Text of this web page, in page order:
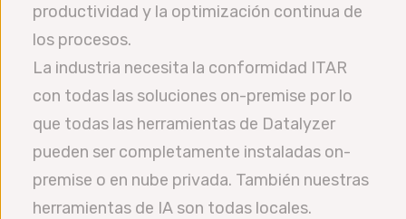
productividad y la optimización continua de
los procesos.
La industria necesita la conformidad ITAR
con todas las soluciones on-premise por lo
que todas las herramientas de Datalyzer
pueden ser completamente instaladas on-
premise o en nube privada. También nuestras
herramientas de IA son todas locales.